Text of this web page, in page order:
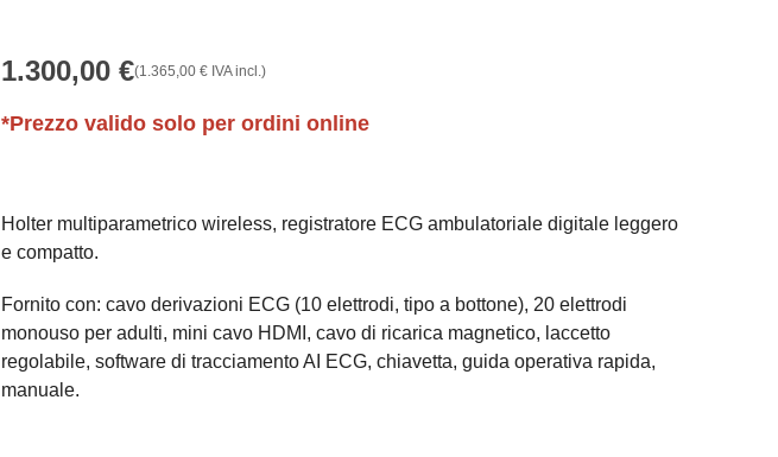
1.300,00 €(1.365,00 €IVA incl.)
*Prezzo valido solo per ordini online
Holter multiparametrico wireless, registratore ECG ambulatoriale digitale leggero
e compatto.
Fornito con: cavo derivazioni ECG (10 elettrodi, tipo a bottone), 20 elettrodi
monouso per adulti, mini cavo HDMI, cavo di ricarica magnetico, laccetto
regolabile, software di tracciamento AI ECG, chiavetta, guida operativa rapida,
manuale.